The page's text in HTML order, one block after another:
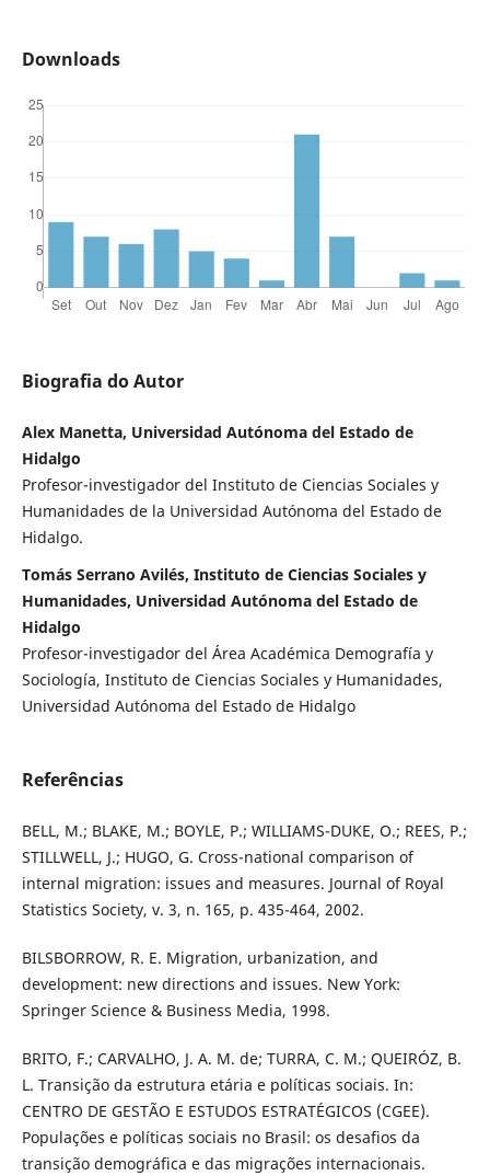
Downloads
Biografia do Autor
Alex Manetta, Universidad Autónoma del Estado de
Hidalgo
Profesor-investigador del Instituto de Ciencias Sociales y
Humanidades de la Universidad Autónoma del Estado de
Hidalgo.
Tomás Serrano Avilés, Instituto de Ciencias Sociales y
Humanidades, Universidad Autónoma del Estado de
Hidalgo
Profesor-investigador del Área Académica Demografía y
Sociología, Instituto de Ciencias Sociales y Humanidades,
Universidad Autónoma del Estado de Hidalgo
Referências
BELL, M.; BLAKE, M.; BOYLE, P.; WILLIAMS-DUKE, O.; REES, P.;
STILLWELL, J.; HUGO, G. Cross-national comparison of
internal migration: issues and measures. Journal of Royal
Statistics Society, v. 3, n. 165, p. 435-464, 2002.
BILSBORROW, R. E. Migration, urbanization, and
development: new directions and issues. New York:
Springer Science & Business Media, 1998.
BRITO, F.; CARVALHO, J. A. M. de; TURRA, C. M.; QUEIRÓZ, B.
L. Transição da estrutura etária e políticas sociais. In:
CENTRO DE GESTÃO E ESTUDOS ESTRATÉGICOS (CGEE).
Populações e políticas sociais no Brasil: os desafios da
transição demográfica e das migrações internacionais.